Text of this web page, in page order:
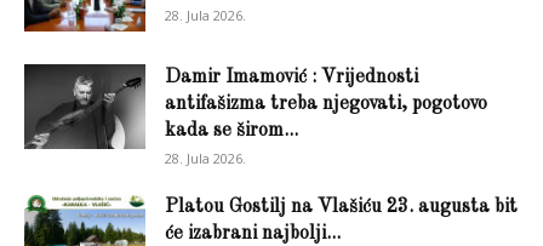
28. Jula 2026.
Damir Imamović : Vrijednosti
antifašizma treba njegovati, pogotovo
kada se širom...
28. Jula 2026.
Platou Gostilj na Vlašiću 23. augusta bit
će izabrani najbolji...